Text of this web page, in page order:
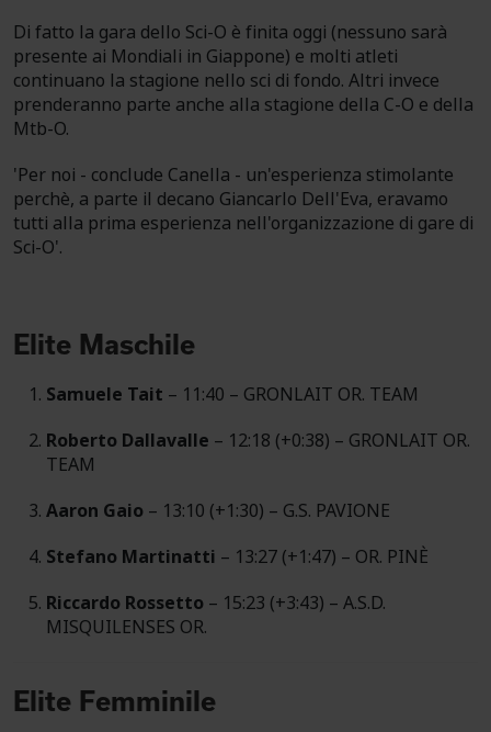
Di fatto la gara dello Sci-O è finita oggi (nessuno sarà
presente ai Mondiali in Giappone) e molti atleti
continuano la stagione nello sci di fondo. Altri invece
prenderanno parte anche alla stagione della C-O e della
Mtb-O.
'Per noi - conclude Canella - un'esperienza stimolante
perchè, a parte il decano Giancarlo Dell'Eva, eravamo
tutti alla prima esperienza nell'organizzazione di gare di
Sci-O'.
Elite Maschile
Samuele Tait – 11:40 – GRONLAIT OR. TEAM
Roberto Dallavalle – 12:18 (+0:38) – GRONLAIT OR.
TEAM
Aaron Gaio – 13:10 (+1:30) – G.S. PAVIONE
Stefano Martinatti – 13:27 (+1:47) – OR. PINÈ
Riccardo Rossetto – 15:23 (+3:43) – A.S.D.
MISQUILENSES OR.
Elite Femminile